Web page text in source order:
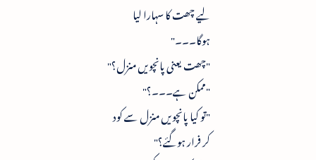
لیے چھت کا سہارا لیا
ہوگا۔۔۔"
"چھت یعنی پانچویں منزل؟"
"ممکن ہے۔۔۔؟"
"تو کیا پانچویں منزل سے کود
کر فرار ہوگئے؟"